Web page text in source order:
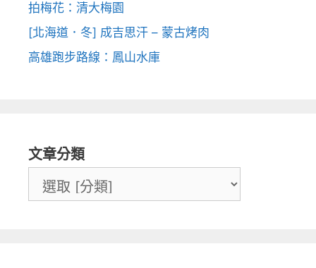
拍梅花：清大梅園
[北海道．冬] 成吉思汗 – 蒙古烤肉
高雄跑步路線：鳳山水庫
文章分類